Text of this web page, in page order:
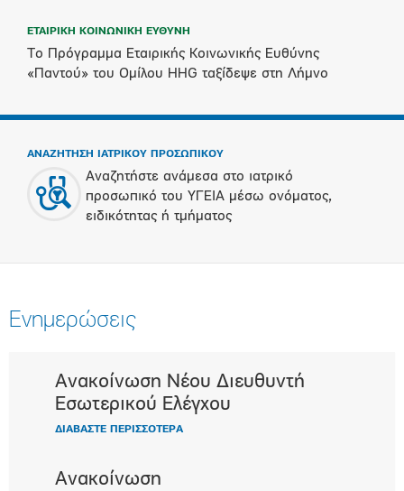
ΕΤΑΙΡΙΚΗ ΚΟΙΝΩΝΙΚΗ ΕΥΘΥΝΗ
Το Πρόγραμμα Εταιρικής Κοινωνικής Ευθύνης
«Παντού» του Ομίλου HHG ταξίδεψε στη Λήμνο
ΑΝΑΖΗΤΗΣΗ ΙΑΤΡΙΚΟΥ ΠΡΟΣΩΠΙΚΟΥ
Αναζητήστε ανάμεσα στο ιατρικό
προσωπικό του ΥΓΕΙΑ μέσω ονόματος,
ειδικότητας ή τμήματος
Ενημερώσεις
Ανακοίνωση Νέου Διευθυντή
Εσωτερικού Ελέγχου
ΔΙΑΒΑΣΤΕ ΠΕΡΙΣΣΟΤΕΡΑ
Ανακοίνωση